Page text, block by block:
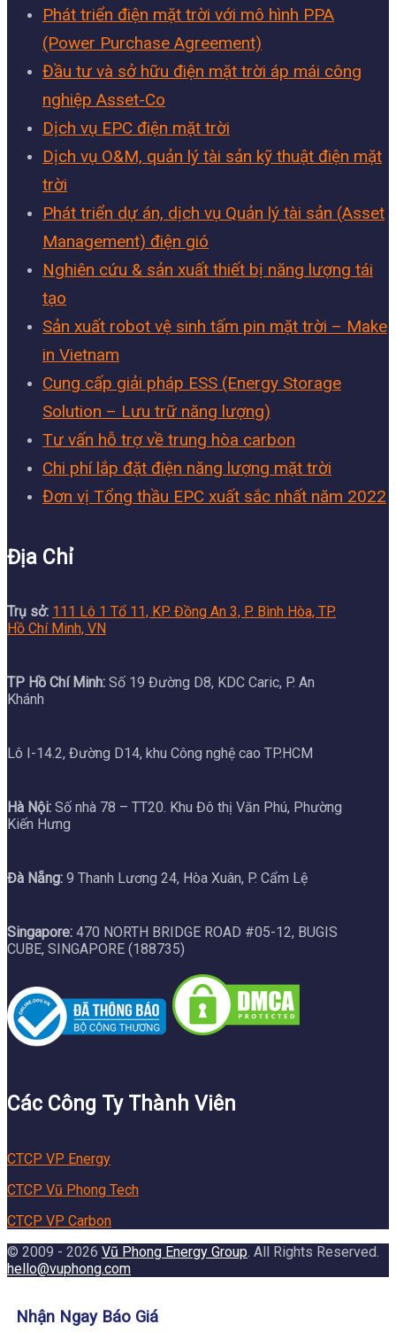
Phát triển điện mặt trời với mô hình PPA
(Power Purchase Agreement)
Đầu tư và sở hữu điện mặt trời áp mái công
nghiệp Asset-Co
Dịch vụ EPC điện mặt trời
Dịch vụ O&M, quản lý tài sản kỹ thuật điện mặt
trời
Phát triển dự án, dịch vụ Quản lý tài sản (Asset
Management) điện gió
Nghiên cứu & sản xuất thiết bị năng lượng tái
tạo
Sản xuất robot vệ sinh tấm pin mặt trời – Make
in Vietnam
Cung cấp giải pháp ESS (Energy Storage
Solution – Lưu trữ năng lượng)
Tư vấn hỗ trợ về trung hòa carbon
Chi phí lắp đặt điện năng lượng mặt trời
Đơn vị Tổng thầu EPC xuất sắc nhất năm 2022
Địa Chỉ
Trụ sở: 111 Lô 1 Tổ 11, KP. Đồng An 3, P. Bình Hòa, TP.
Hồ Chí Minh, VN
TP Hồ Chí Minh: Số 19 Đường D8, KDC Caric, P. An
Khánh
Lô I-14.2, Đường D14, khu Công nghệ cao TP.HCM
Hà Nội: Số nhà 78 – TT20. Khu Đô thị Văn Phú, Phường
Kiến Hưng
Đà Nẵng: 9 Thanh Lương 24, Hòa Xuân, P. Cẩm Lệ
Singapore: 470 NORTH BRIDGE ROAD #05-12, BUGIS
CUBE, SINGAPORE (188735)
Các Công Ty Thành Viên
CTCP VP Energy
CTCP Vũ Phong Tech
CTCP VP Carbon
© 2009 - 2026 Vũ Phong Energy Group . All Rights Reserved.
hello@vuphong.com
Nhận Ngay Báo Giá